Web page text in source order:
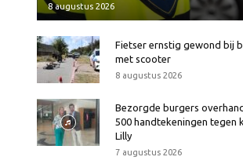
8 augustus 2026
Fietser ernstig gewond bij
met scooter
8 augustus 2026
Bezorgde burgers
500 handtekeningen tegen
Lilly
7 augustus 2026